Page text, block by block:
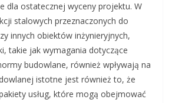
dla ostatecznej wyceny projektu. W
stalowych przeznaczonych do
innych obiektów inżynieryjnych,
takie jak wymagania dotyczące
budowlane, również wpływają na
istotne jest również to, że
usług, które mogą obejmować